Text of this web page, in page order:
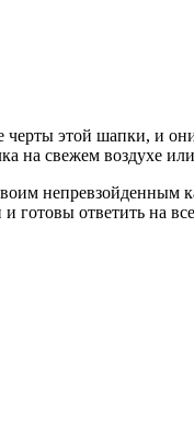
этой шапки, и
на свежем воздухе
непревзойденным
готовы ответить на